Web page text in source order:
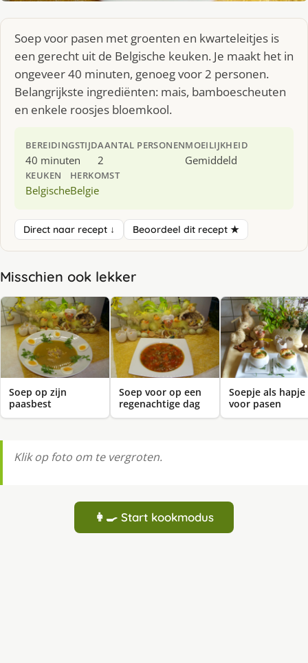
Soep voor pasen met groenten en kwarteleitjes is
een gerecht uit de Belgische keuken. Je maakt het in
ongeveer 40 minuten, genoeg voor 2 personen.
Belangrijkste ingrediënten: mais, bamboescheuten
en enkele roosjes bloemkool.
BEREIDINGSTIJD
40 minuten
AANTAL PERSONEN
2
MOEILIJKHEID
Gemiddeld
KEUKEN
Belgische
HERKOMST
Belgie
Direct naar recept ↓ Beoordeel dit recept ★
Misschien ook lekker
Soep op zijn
paasbest
Soep voor op een
regenachtige dag
Soepje als hapje
voor pasen
Klik op foto om te vergroten.
👩‍🍳 Start kookmodus